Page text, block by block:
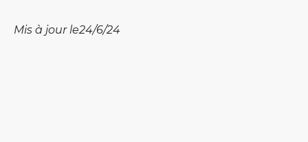
Mis à jour le24/6/24